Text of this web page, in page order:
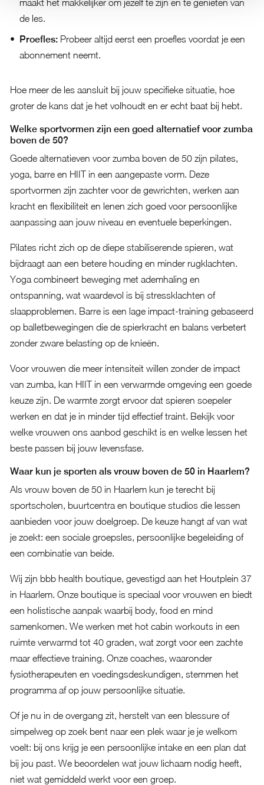
maakt het makkelijker om jezelf te zijn en te genieten van
de les.
Proefles:Probeer altijd eerst een proefles voordat je een
abonnement neemt.
Hoe meer de les aansluit bij jouw specifieke situatie, hoe
groter de kans dat je het volhoudt en er echt baat bij hebt.
Welke sportvormen zijn een goed alternatief voor zumba
boven de 50?
Goede alternatieven voor zumba boven de 50 zijn pilates,
yoga, barre en HIIT in een aangepaste vorm. Deze
sportvormen zijn zachter voor de gewrichten, werken aan
kracht en flexibiliteit en lenen zich goed voor persoonlijke
aanpassing aan jouw niveau en eventuele beperkingen.
Pilates richt zich op de diepe stabiliserende spieren, wat
bijdraagt aan een betere houding en minder rugklachten.
Yoga combineert beweging met ademhaling en
ontspanning, wat waardevol is bij stressklachten of
slaapproblemen. Barre is een lage impact-training gebaseerd
op balletbewegingen die de spierkracht en balans verbetert
zonder zware belasting op de knieën.
Voor vrouwen die meer intensiteit willen zonder de impact
van zumba, kan HIIT in een verwarmde omgeving een goede
keuze zijn. De warmte zorgt ervoor dat spieren soepeler
werken en dat je in minder tijd effectief traint. Bekijk voor
welke vrouwen ons aanbod geschikt isen welke lessen het
beste passen bij jouw levensfase.
Waar kun je sporten als vrouw boven de 50 in Haarlem?
Als vrouw boven de 50 in Haarlem kun je terecht bij
sportscholen, buurtcentra en boutique studios die lessen
aanbieden voor jouw doelgroep. De keuze hangt af van wat
je zoekt: een sociale groepsles, persoonlijke begeleiding of
een combinatie van beide.
Wij zijn bbb health boutique, gevestigd aan het Houtplein 37
in Haarlem. Onze boutique is speciaal voor vrouwen en biedt
een holistische aanpak waarbij body, food en mind
samenkomen. We werken met hot cabin workouts in een
ruimte verwarmd tot 40 graden, wat zorgt voor een zachte
maar effectieve training. Onze coaches, waaronder
fysiotherapeuten en voedingsdeskundigen, stemmen het
programma af op jouw persoonlijke situatie.
Of je nu in de overgang zit, herstelt van een blessure of
simpelweg op zoek bent naar een plek waar je je welkom
voelt: bij ons krijg je een persoonlijke intake en een plan dat
bij jou past. We beoordelen wat jouw lichaam nodig heeft,
niet wat gemiddeld werkt voor een groep.